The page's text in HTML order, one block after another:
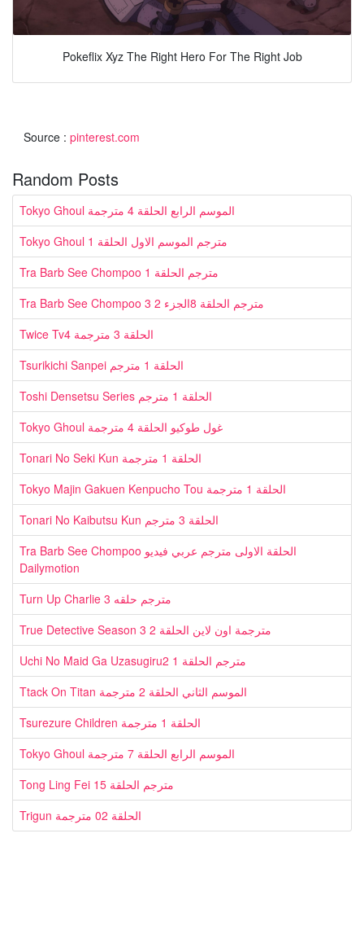
Pokeflix Xyz The Right Hero For The Right Job
Source : pinterest.com
Random Posts
Tokyo Ghoul الموسم الرابع الحلقة 4 مترجمة
Tokyo Ghoul مترجم الموسم الاول الحلقة 1
Tra Barb See Chompoo مترجم الحلقة 1
Tra Barb See Chompoo مترجم الحلقة 8الجزء 2 3
Twice Tv4 الحلقة 3 مترجمة
Tsurikichi Sanpei الحلقة 1 مترجم
Toshi Densetsu Series الحلقة 1 مترجم
Tokyo Ghoul غول طوكيو الحلقة 4 مترجمة
Tonari No Seki Kun الحلقة 1 مترجمة
Tokyo Majin Gakuen Kenpucho Tou الحلقة 1 مترجمة
Tonari No Kaibutsu Kun الحلقة 3 مترجم
Tra Barb See Chompoo الحلقة الاولى مترجم عربي فيديو
Dailymotion
Turn Up Charlie مترجم حلقه 3
True Detective Season 3 مترجمة اون لاين الحلقة 2
Uchi No Maid Ga Uzasugiru2 مترجم الحلقة 1
Ttack On Titan الموسم الثاني الحلقة 2 مترجمة
Tsurezure Children الحلقة 1 مترجمة
Tokyo Ghoul الموسم الرابع الحلقة 7 مترجمة
Tong Ling Fei مترجم الحلقة 15
Trigun الحلقة 02 مترجمة